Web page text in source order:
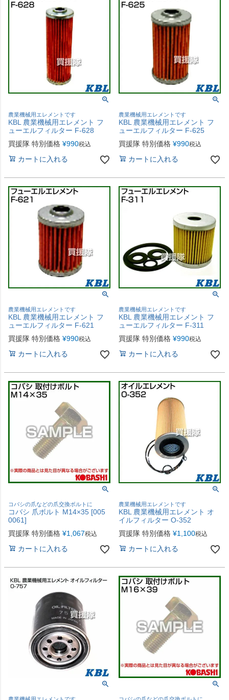
農業機械用エレメントです
KBL 農業機械用エレメント フ
ューエルフィルター F-628
買援隊 特別価格 ¥990税込
カートに入れる
農業機械用エレメントです
KBL 農業機械用エレメント フ
ューエルフィルター F-625
買援隊 特別価格 ¥990税込
カートに入れる
農業機械用エレメントです
KBL 農業機械用エレメント フ
ューエルフィルター F-621
買援隊 特別価格 ¥990税込
カートに入れる
農業機械用エレメントです
KBL 農業機械用エレメント フ
ューエルフィルター F-311
買援隊 特別価格 ¥990税込
カートに入れる
コバシの爪などの爪交換ボルトに
コバシ 爪ボルト M14×35 [005
0061]
買援隊 特別価格 ¥1,067税込
カートに入れる
農業機械用エレメントです
KBL 農業機械用エレメント オ
イルフィルター O-352
買援隊 特別価格 ¥1,100税込
カートに入れる